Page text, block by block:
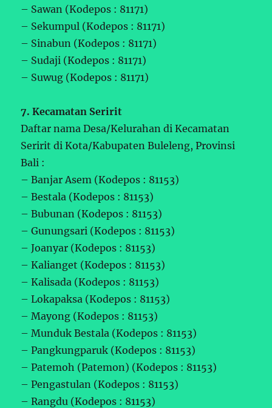
– Sawan (Kodepos : 81171)
– Sekumpul (Kodepos : 81171)
– Sinabun (Kodepos : 81171)
– Sudaji (Kodepos : 81171)
– Suwug (Kodepos : 81171)
7. Kecamatan Seririt
Daftar nama Desa/Kelurahan di Kecamatan
Seririt di Kota/Kabupaten Buleleng, Provinsi
Bali :
– Banjar Asem (Kodepos : 81153)
– Bestala (Kodepos : 81153)
– Bubunan (Kodepos : 81153)
– Gunungsari (Kodepos : 81153)
– Joanyar (Kodepos : 81153)
– Kalianget (Kodepos : 81153)
– Kalisada (Kodepos : 81153)
– Lokapaksa (Kodepos : 81153)
– Mayong (Kodepos : 81153)
– Munduk Bestala (Kodepos : 81153)
– Pangkungparuk (Kodepos : 81153)
– Patemoh (Patemon) (Kodepos : 81153)
– Pengastulan (Kodepos : 81153)
– Rangdu (Kodepos : 81153)